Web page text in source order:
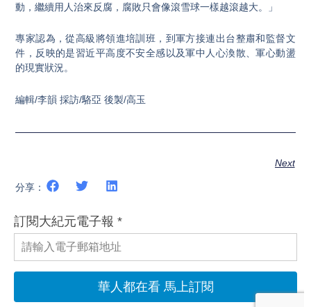
動，繼續用人治來反腐，腐敗只會像滾雪球一樣越滾越大。」
專家認為，從高級將領進培訓班，到軍方接連出台整肅和監督文
件，反映的是習近平高度不安全感以及軍中人心渙散、軍心動盪
的現實狀況。
編輯/李韻 採訪/駱亞 後製/高玉
Next
分享：